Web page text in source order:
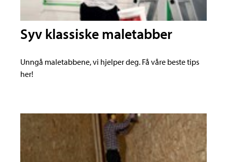
Syv klassiske maletabber
Unngå maletabbene, vi hjelper deg. Få våre beste tips
her!